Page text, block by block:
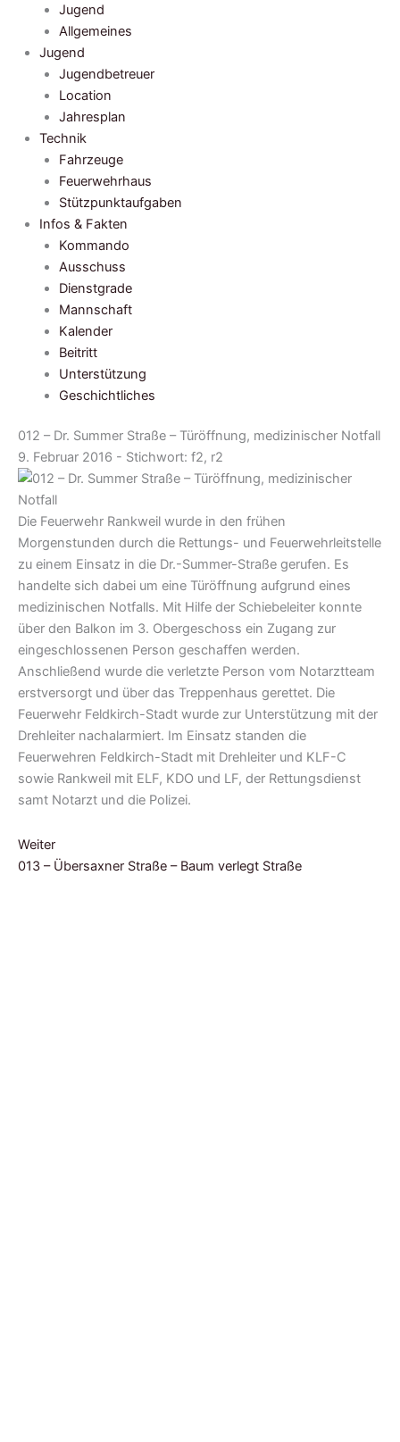
Jugend
Allgemeines
Jugend
Jugendbetreuer
Location
Jahresplan
Technik
Fahrzeuge
Feuerwehrhaus
Stützpunktaufgaben
Infos & Fakten
Kommando
Ausschuss
Dienstgrade
Mannschaft
Kalender
Beitritt
Unterstützung
Geschichtliches
012 – Dr. Summer Straße – Türöffnung, medizinischer Notfall
9. Februar 2016 - Stichwort: f2, r2
Die Feuerwehr Rankweil wurde in den frühen
Morgenstunden durch die Rettungs- und Feuerwehrleitstelle
zu einem Einsatz in die Dr.-Summer-Straße gerufen. Es
handelte sich dabei um eine Türöffnung aufgrund eines
medizinischen Notfalls. Mit Hilfe der Schiebeleiter konnte
über den Balkon im 3. Obergeschoss ein Zugang zur
eingeschlossenen Person geschaffen werden.
Anschließend wurde die verletzte Person vom Notarztteam
erstversorgt und über das Treppenhaus gerettet. Die
Feuerwehr Feldkirch-Stadt wurde zur Unterstützung mit der
Drehleiter nachalarmiert. Im Einsatz standen die
Feuerwehren Feldkirch-Stadt mit Drehleiter und KLF-C
sowie Rankweil mit ELF, KDO und LF, der Rettungsdienst
samt Notarzt und die Polizei.
Weiter
013 – Übersaxner Straße – Baum verlegt Straße